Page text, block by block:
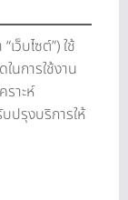
ว็บไซต์”) ใช้
นการใช้งาน
ราะห์
ปรุงบริการให้